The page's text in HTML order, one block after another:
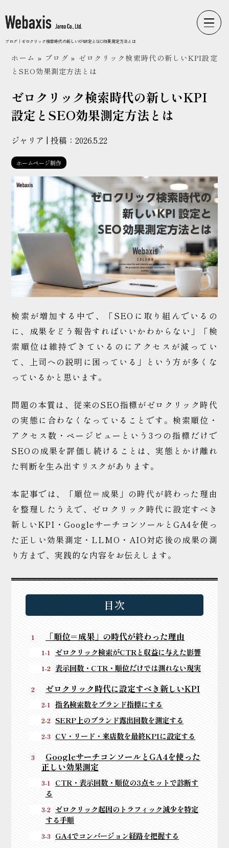
Webaxisの制作カテゴリ
コーポレートサイト
LPサイト
採用サイト
ブランドサイト
WEbaxis
ブログ一覧
WEB制作の
ご相談はこちら
ブログ｜ゼロクリック検索時代の新しいKPI設定とSEO効果測定方法とは
ホーム » ブログ » ゼロクリック検索時代の新しいKPI設定
とSEO効果測定方法とは
ゼロクリック検索時代の新しいKPI
設定とSEO効果測定方法とは
ジャリア | 投稿：2026.5.22
ホームページ制作
検索が増加する中で、「SEOに取り組んでいるの
に、成果をどう報告すればいいかわからない」「検
索順位は維持できているのにアクセスが減ってい
て、上司への説明に困っている」という方が多くな
っているかと思います。
問題の本質は、従来のSEO指標がゼロクリック時代
の実態に合わなくなっていることです。検索順位・
アクセス数・ページビューという3つの指標だけで
SEOの成果を評価し続けることは、実態とかけ離れ
た判断を生み出すリスクがあります。
本記事では、「順位＝成果」の時代が終わった理由
を整理したうえで、ゼロクリック時代に設定すべき
新しいKPI・GoogleサーチコンソールとGA4を使っ
た正しい効果測定・LLMO・AIO対応後の成果の測
り方まで、実践的な内容をお伝えします。
目次
「順位＝成果」の時代が終わった理由
ゼロクリック検索がCTRと収益に与えた影響
表示回数・CTR・順位だけでは測れない現実
ゼロクリック時代に設定すべき新しいKPI
指名検索数をブランド指標にする
SERP上のブランド露出回数を測定する
CV・リード・来店数を最終KPIに設定する
GoogleサーチコンソールとGA4を使った
正しい効果測定
CTR・表示回数・順位の3点セットで診断す
る
ゼロクリック起因のトラフィック減少を特定
する手順
GA4でコンバージョン経路を把握する